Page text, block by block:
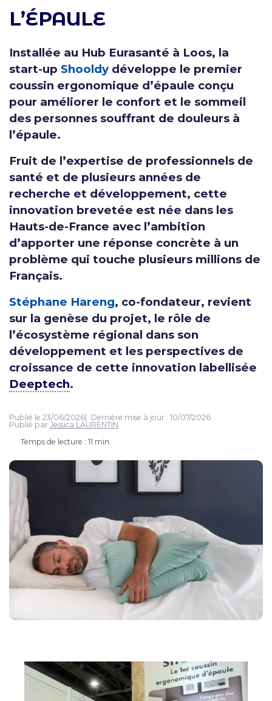
L’ÉPAULE
Installée au Hub Eurasanté à Loos, la
start-up Shooldy développe le premier
coussin ergonomique d’épaule conçu
pour améliorer le confort et le sommeil
des personnes souffrant de douleurs à
l’épaule.
Fruit de l’expertise de professionnels de
santé et de plusieurs années de
recherche et développement, cette
innovation brevetée est née dans les
Hauts-de-France avec l’ambition
d’apporter une réponse concrète à un
problème qui touche plusieurs millions de
Français.
Stéphane Hareng, co-fondateur, revient
sur la genèse du projet, le rôle de
l’écosystème régional dans son
développement et les perspectives de
croissance de cette innovation labellisée
Deeptech.
Publié le 23/06/2026 Dernière mise à jour : 10/07/2026
Publié par Jessica LAURENTIN
Temps de lecture : 11 min.